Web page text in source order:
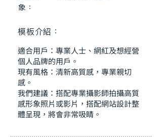
象：
模板介紹：
適合用戶：專業人士、網紅及想經營
個人品牌的用戶。
現有風格：清新高質感，專業親切
感。
我們建議：搭配專業攝影師拍攝高質
感形象照片或影片，搭配網站設計整
體呈現，將會非常吸睛。